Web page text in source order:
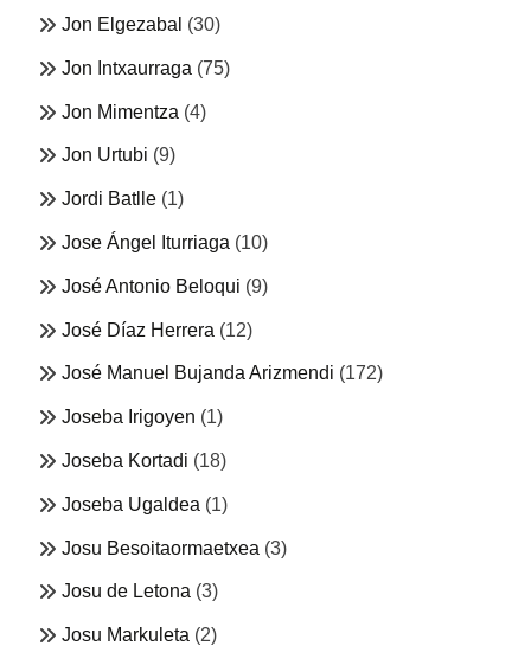
Jon Elgezabal (30)
Jon Intxaurraga (75)
Jon Mimentza (4)
Jon Urtubi (9)
Jordi Batlle (1)
Jose Ángel Iturriaga (10)
José Antonio Beloqui (9)
José Díaz Herrera (12)
José Manuel Bujanda Arizmendi (172)
Joseba Irigoyen (1)
Joseba Kortadi (18)
Joseba Ugaldea (1)
Josu Besoitaormaetxea (3)
Josu de Letona (3)
Josu Markuleta (2)